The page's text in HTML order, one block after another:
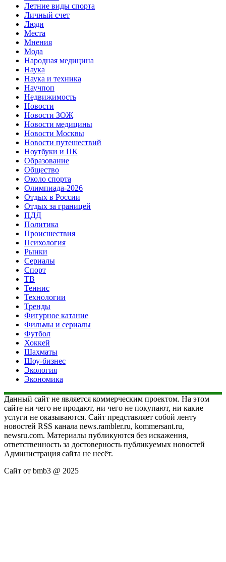
Летние виды спорта
Личный счет
Люди
Места
Мнения
Мода
Народная медицина
Наука
Наука и техника
Научпоп
Недвижимость
Новости
Новости ЗОЖ
Новости медицины
Новости Москвы
Новости путешествий
Ноутбуки и ПК
Образование
Общество
Около спорта
Олимпиада-2026
Отдых в России
Отдых за границей
ПДД
Политика
Происшествия
Психология
Рынки
Сериалы
Спорт
ТВ
Теннис
Технологии
Тренды
Фигурное катание
Фильмы и сериалы
Футбол
Хоккей
Шахматы
Шоу-бизнес
Экология
Экономика
Данный сайт не является коммерческим проектом. На этом
сайте ни чего не продают, ни чего не покупают, ни какие
услуги не оказываются. Сайт представляет собой ленту
новостей RSS канала news.rambler.ru, kommersant.ru,
newsru.com. Материалы публикуются без искажения,
ответственность за достоверность публикуемых новостей
Администрация сайта не несёт.
Сайт от bmb3 @ 2025